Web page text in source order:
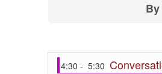
4:30 - 5:30